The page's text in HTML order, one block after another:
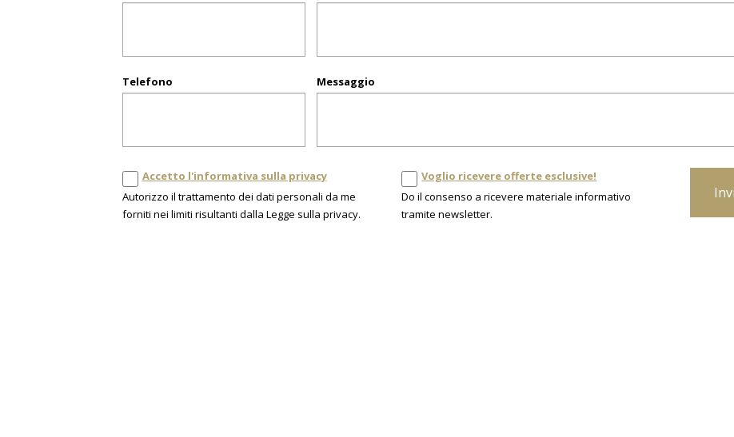
Telefono Messaggio
Accetto l'informativa sulla privacy
Autorizzo il trattamento dei dati personali da me
forniti nei limiti risultanti dalla Legge sulla privacy.
Voglio ricevere offerte esclusive!
Do il consenso a ricevere materiale informativo
tramite newsletter.